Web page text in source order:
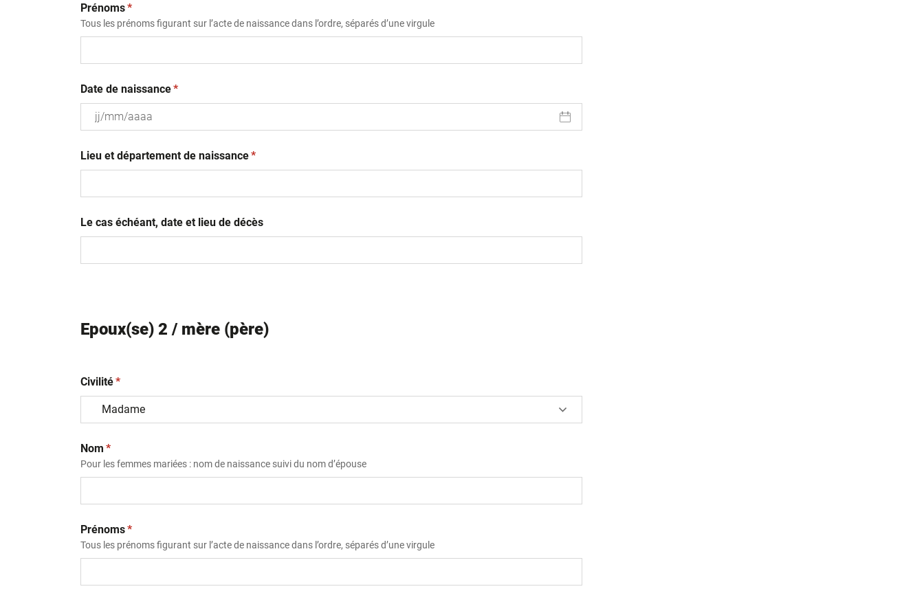
Prénoms(obligatoire)
*
Tous les prénoms figurant sur l’acte de naissance dans l’ordre, séparés d’une virgule
Date de naissance(obligatoire)
*
slash
MM
Lieu et département de naissance(obligatoire)
*
Le cas échéant, date et lieu de décès
Epoux(se) 2 / mère (père)
Civilité(obligatoire)
*
Nom (obligatoire)
*
Pour les femmes mariées : nom de naissance suivi du nom d’épouse
Prénoms(obligatoire)
*
Tous les prénoms figurant sur l’acte de naissance dans l’ordre, séparés d’une virgule